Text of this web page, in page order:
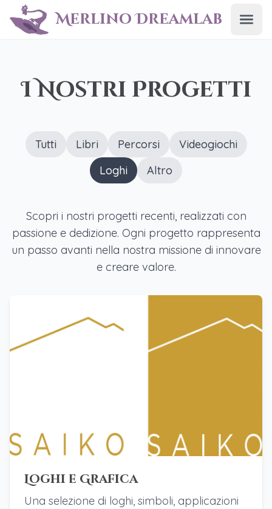
Merlino Dreamlab Apri
I Nostri Progetti
Tutti Libri Percorsi
Videogiochi
Loghi
Altro
Scopri i nostri progetti recenti, realizzati con
passione e dedizione. Ogni progetto rappresenta
un passo avanti nella nostra missione di innovare
e creare valore.
Loghi e Grafica
Una selezione di loghi, simboli, applicazioni